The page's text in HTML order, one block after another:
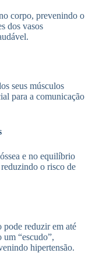
corpo, prevenindo o
dos vasos
seus músculos
para a comunicação
e no equilíbrio
o risco de
pode reduzir em até
um “escudo”,
hipertensão.